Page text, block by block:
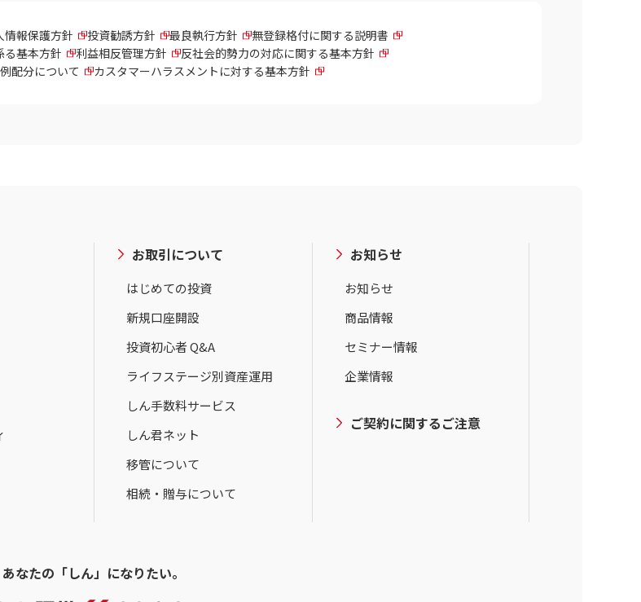
情報保護方針 投資勧誘方針 最良執行方針
無登録格付に関する説明書
る基本方針
利益相反管理方針
反社会的勢力の対応に関する基本方針
配分について
カスタマーハラスメントに対する基本方針
お取引について
はじめての投資
新規口座開設
投資初心者 Q&A
ライフステージ別資産運用
しん手数料サービス
しん君ネット
移管について
相続・贈与について
お知らせ
お知らせ
商品情報
セミナー情報
企業情報
ご契約に関するご注意
あなたの「しん」になりたい。